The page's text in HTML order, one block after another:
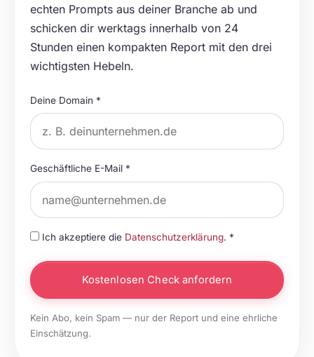
echten Prompts aus deiner Branche ab und
schicken dir werktags innerhalb von 24
Stunden einen kompakten Report mit den drei
wichtigsten Hebeln.
Deine Domain *
Geschäftliche E-Mail *
Ich akzeptiere die Datenschutzerklärung. *
Kostenlosen Check anfordern
Kein Abo, kein Spam — nur der Report und eine ehrliche
Einschätzung.